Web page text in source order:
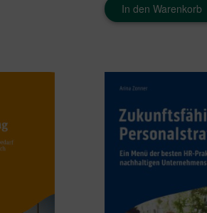
In den Warenkorb